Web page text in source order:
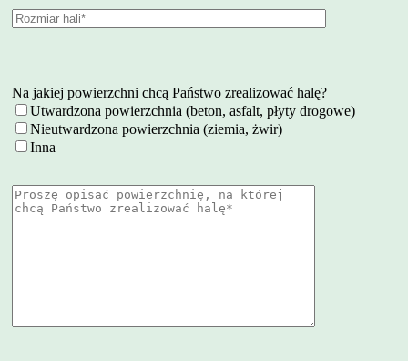
Na jakiej powierzchni chcą Państwo zrealizować halę?
Utwardzona powierzchnia (beton, asfalt, płyty drogowe)
Nieutwardzona powierzchnia (ziemia, żwir)
Inna